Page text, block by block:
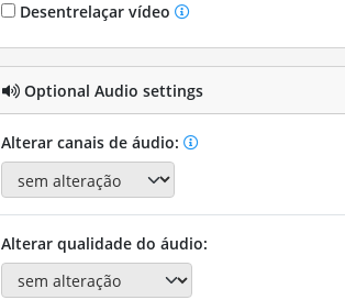
Desentrelaçar vídeo
Optional Audio settings
Alterar canais de áudio:
Alterar qualidade do áudio: